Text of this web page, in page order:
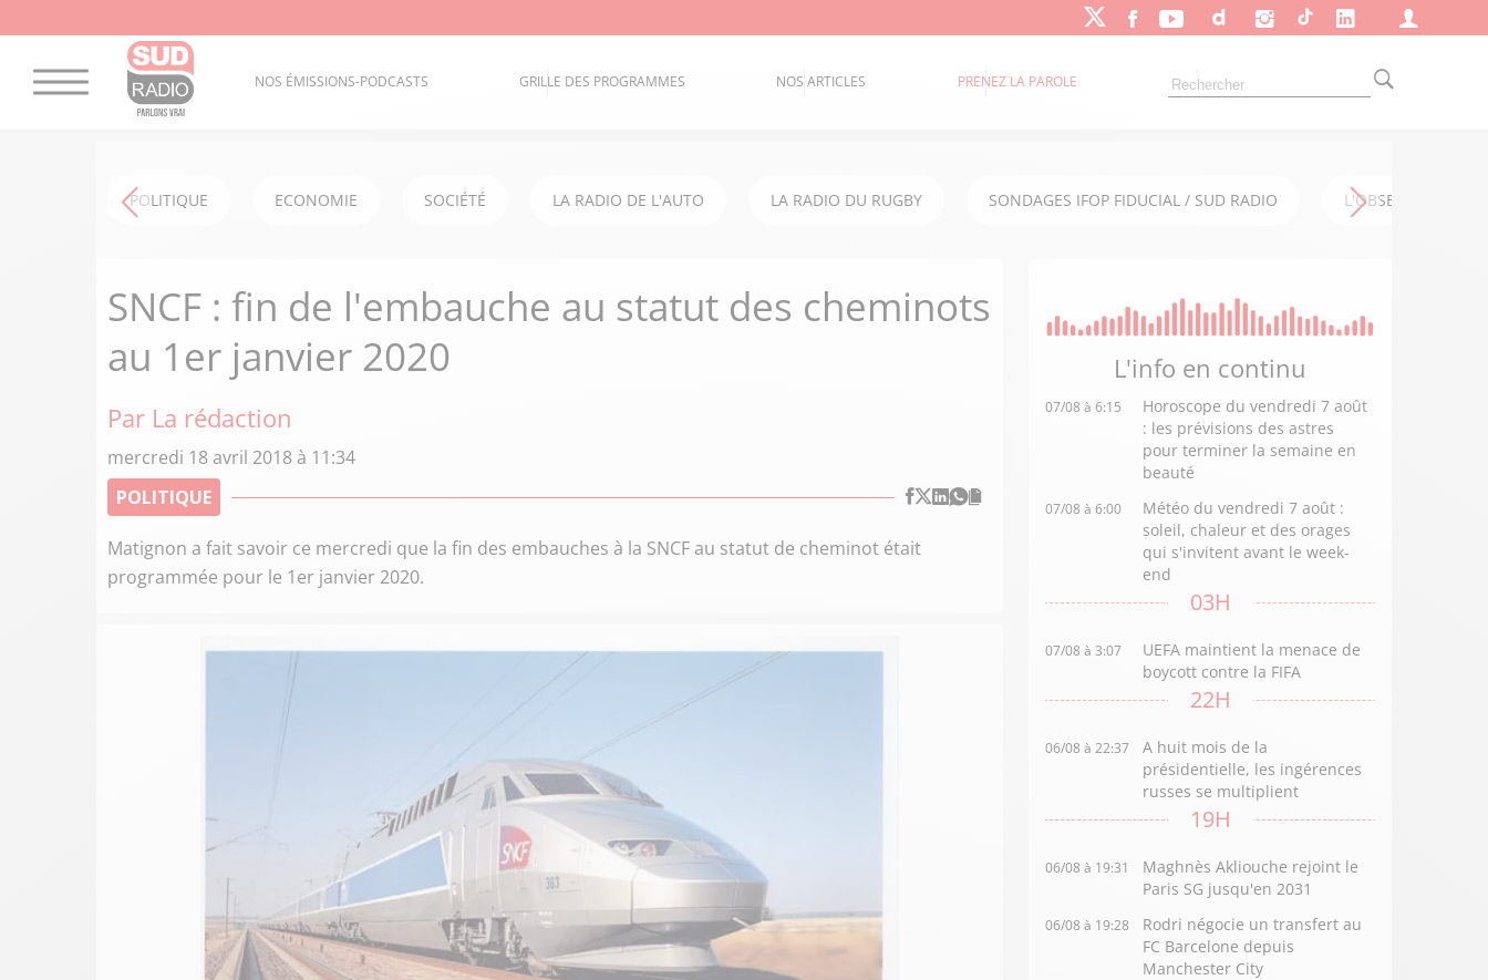
NOS ÉMISSIONS-PODCASTS GRILLE DES PROGRAMMES NOS ARTICLES PRENEZ LA PAROLE
POLITIQUE ECONOMIE SOCIÉTÉ LA RADIO DE L'AUTO LA RADIO DU RUGBY SONDAGES IFOP FIDUCIAL / SUD RADIO L'OBSERVATOIRE
SNCF : fin de l'embauche au statut des cheminots
au 1er janvier 2020
Par La rédaction
mercredi 18 avril 2018 à 11:34
POLITIQUE
Matignon a fait savoir ce mercredi que la fin des embauches à la SNCF au statut de cheminot était
programmée pour le 1er janvier 2020.
L'info en continu
07/08 à 6:15
Horoscope du vendredi 7 août
: les prévisions des astres
pour terminer la semaine en
beauté
07/08 à 6:00
Météo du vendredi 7 août :
soleil, chaleur et des orages
qui s'invitent avant le week-
end
03H
07/08 à 3:07
UEFA maintient la menace de
boycott contre la FIFA
22H
06/08 à 22:37
A huit mois de la
présidentielle, les ingérences
russes se multiplient
19H
06/08 à 19:31
Maghnès Akliouche rejoint le
Paris SG jusqu'en 2031
06/08 à 19:28
Rodri négocie un transfert au
FC Barcelone depuis
Manchester City